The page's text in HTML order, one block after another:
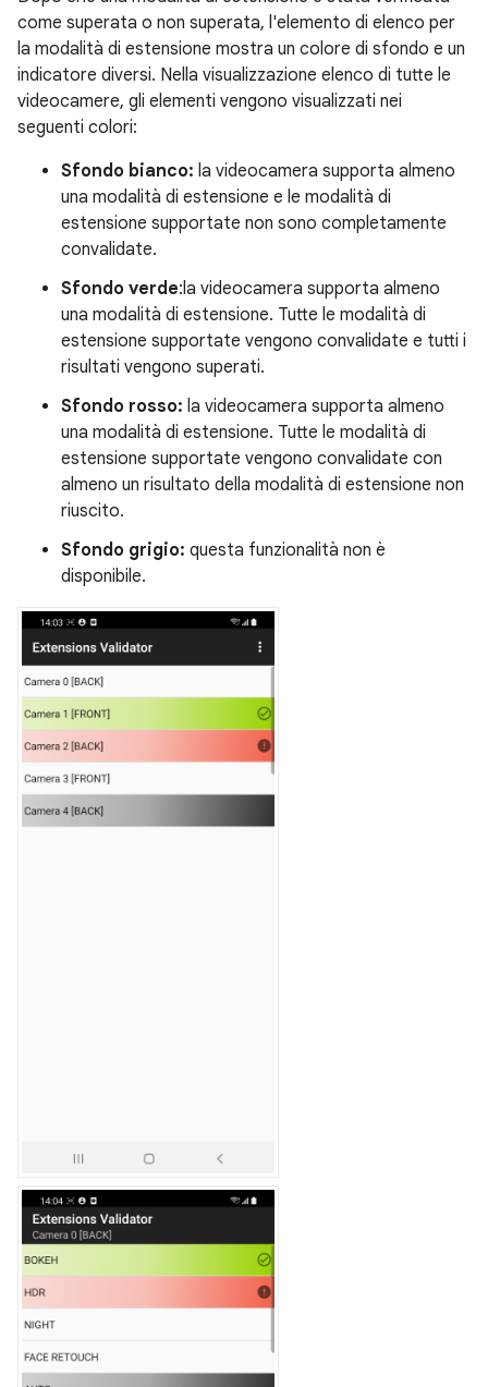
come superata o non superata, l'elemento di elenco per
la modalità di estensione mostra un colore di sfondo e un
indicatore diversi. Nella visualizzazione elenco di tutte le
videocamere, gli elementi vengono visualizzati nei
seguenti colori:
Sfondo bianco: la videocamera supporta almeno
una modalità di estensione e le modalità di
estensione supportate non sono completamente
convalidate.
Sfondo verde:la videocamera supporta almeno
una modalità di estensione. Tutte le modalità di
estensione supportate vengono convalidate e tutti i
risultati vengono superati.
Sfondo rosso: la videocamera supporta almeno
una modalità di estensione. Tutte le modalità di
estensione supportate vengono convalidate con
almeno un risultato della modalità di estensione non
riuscito.
Sfondo grigio: questa funzionalità non è
disponibile.